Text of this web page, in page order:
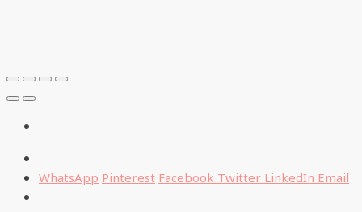
WhatsApp Pinterest Facebook Twitter LinkedIn Email